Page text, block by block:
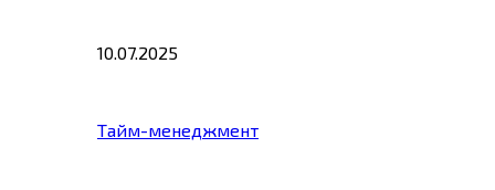
10.07.2025
Тайм-менеджмент